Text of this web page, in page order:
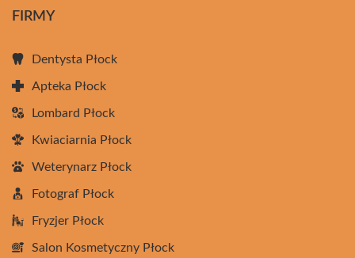
FIRMY
Dentysta Płock
Apteka Płock
Lombard Płock
Kwiaciarnia Płock
Weterynarz Płock
Fotograf Płock
Fryzjer Płock
Salon Kosmetyczny Płock